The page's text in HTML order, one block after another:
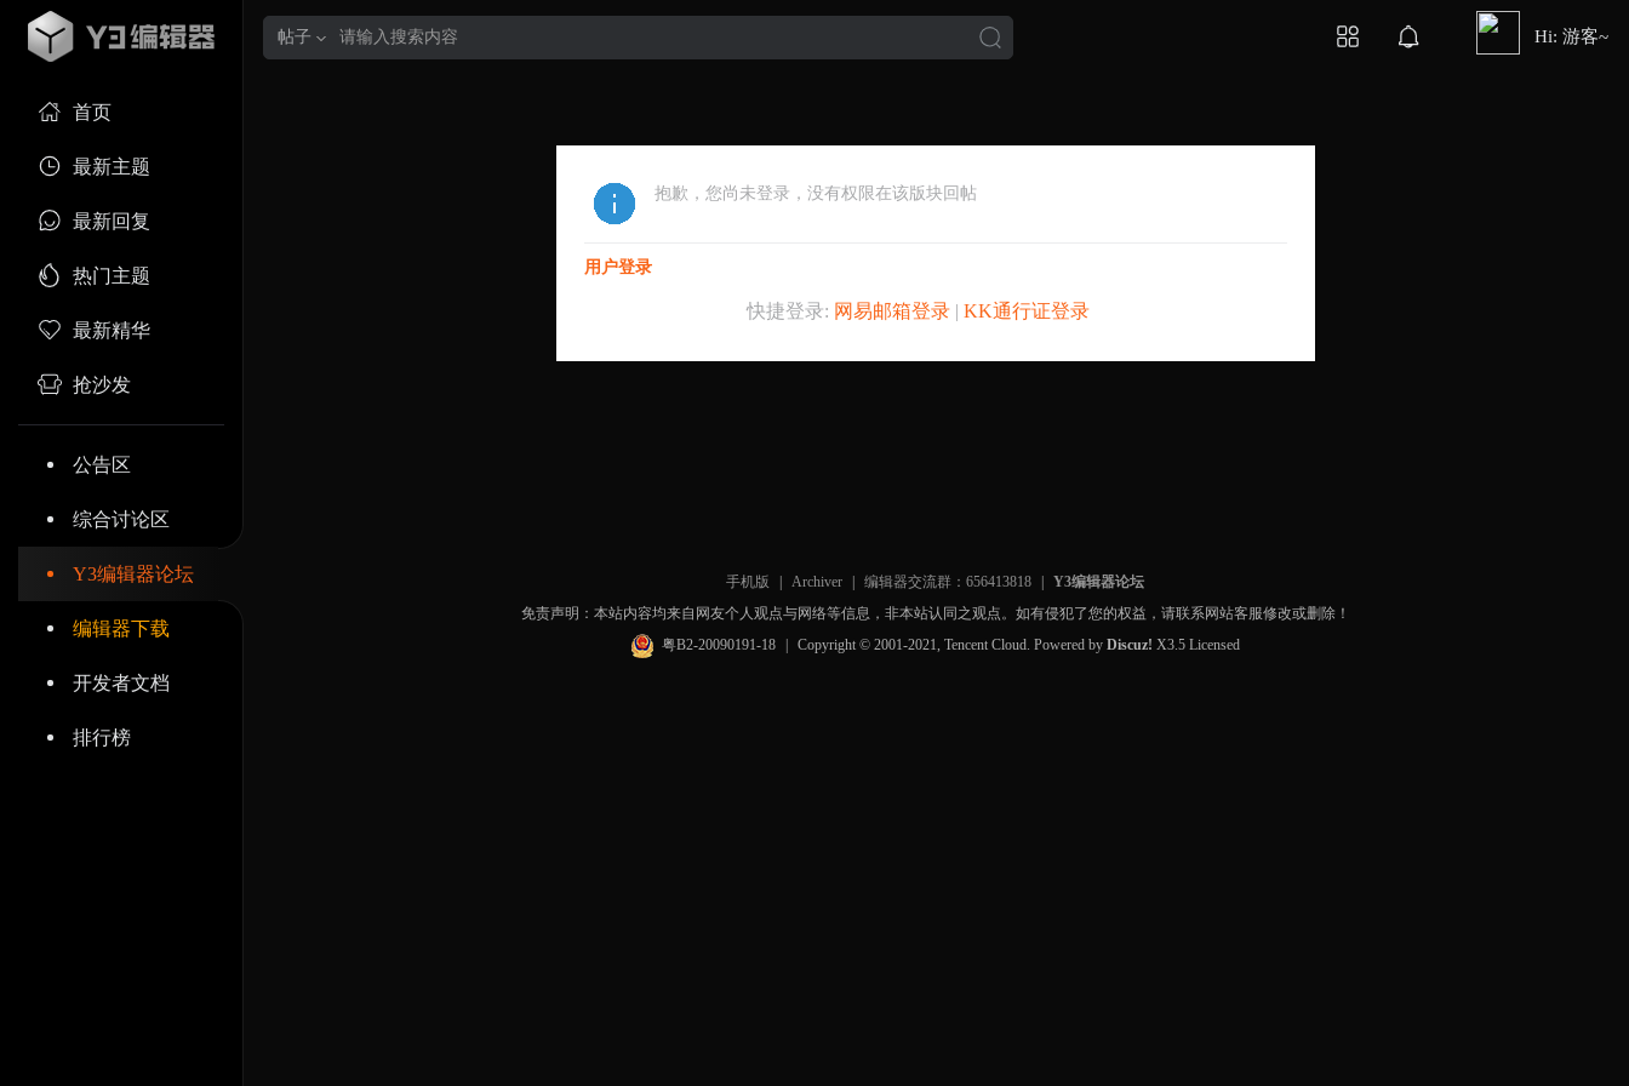
首页
最新主题
最新回复
热门主题
最新精华
抢沙发
公告区
综合讨论区
Y3编辑器论坛
编辑器下载
开发者文档
排行榜
帖子 Hi: 游客~
抱歉，您尚未登录，没有权限在该版块回帖
用户登录
快捷登录: 网易邮箱登录| KK通行证登录
手机版 Archiver 编辑器交流群：656413818
Y3编辑器论坛
免责声明：本站内容均来自网友个人观点与网络等信息，非本站认同之观点。如有侵犯了您的权益，请联系网站客服修改或删除！
粤B2-20090191-18
Copyright © 2001-2021, Tencent Cloud. Powered byDiscuz! X3.5 Licensed